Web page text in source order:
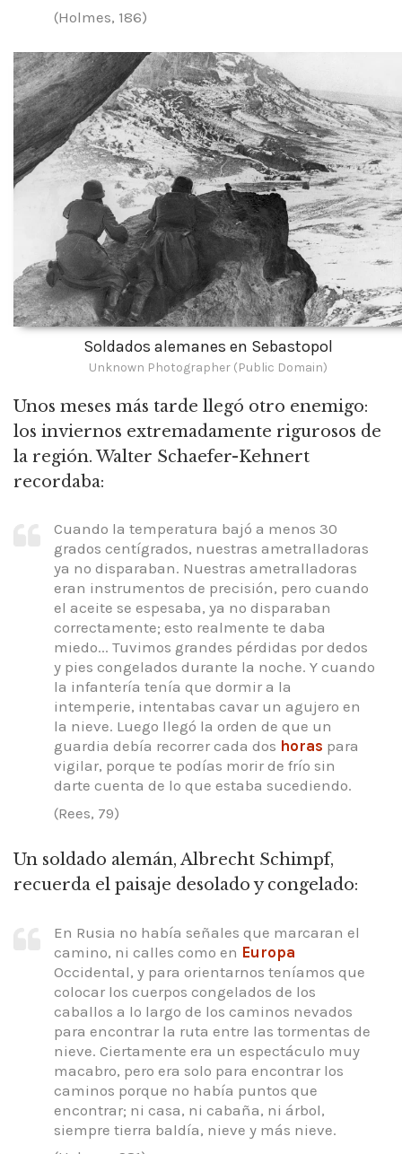
(Holmes, 186)
Soldados alemanes en Sebastopol
Unknown Photographer (Public Domain)
Unos meses más tarde llegó otro enemigo:
los inviernos extremadamente rigurosos de
la región.Walter Schaefer-Kehnert
recordaba:
Cuando la temperatura bajó a menos 30
grados centígrados, nuestras ametralladoras
ya no disparaban. Nuestras ametralladoras
eran instrumentos de precisión, pero cuando
el aceite se espesaba, ya no disparaban
correctamente; esto realmente te daba
miedo... Tuvimos grandes pérdidas por dedos
y pies congelados durante la noche. Y cuando
la infantería tenía que dormir a la
intemperie, intentabas cavar un agujero en
la nieve. Luego llegó la orden de que un
guardia debía recorrer cada dos horas para
vigilar, porque te podías morir de frío sin
darte cuenta de lo que estaba sucediendo.
(Rees, 79)
Un soldado alemán, Albrecht Schimpf,
recuerda el paisaje desolado y congelado:
En Rusia no había señales que marcaran el
camino, ni calles como en Europa
Occidental, y para orientarnos teníamos que
colocar los cuerpos congelados de los
caballos a lo largo de los caminos nevados
para encontrar la ruta entre las tormentas de
nieve. Ciertamente era un espectáculo muy
macabro, pero era solo para encontrar los
caminos porque no había puntos que
encontrar; ni casa, ni cabaña, ni árbol,
siempre tierra baldía, nieve y más nieve.